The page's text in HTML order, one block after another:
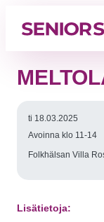
ti 18.03.2025
Avoinna klo 11-14
Folkhälsan Villa
Lisätietoja: